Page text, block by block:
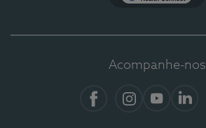
Acompanhe-nos